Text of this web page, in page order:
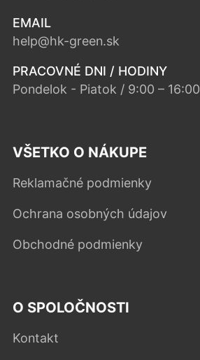
EMAIL
help@hk-green.sk
PRACOVNÉ DNI / HODINY
Pondelok - Piatok / 9:00 – 16:00
VŠETKO O NÁKUPE
Reklamačné podmienky
Ochrana osobných údajov
Obchodné podmienky
O SPOLOČNOSTI
Kontakt